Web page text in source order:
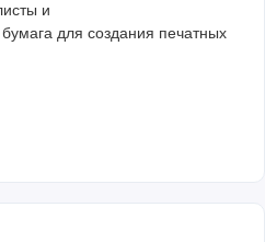
и
для создания печатных